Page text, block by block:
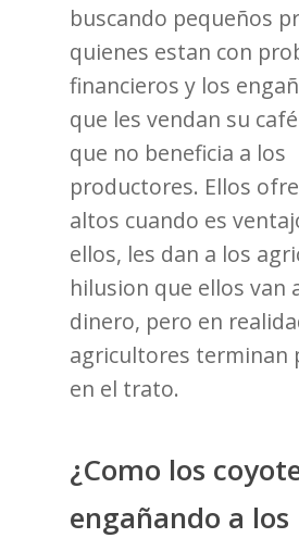
buscando pequeños
quienes estan con
financieros y los
que les vendan su
que no beneficia a los
productores. Ellos
altos cuando es
ellos, les dan a los
hilusion que ellos van
dinero, pero en
agricultores terminan
en el trato.
¿Como los
engañando a los